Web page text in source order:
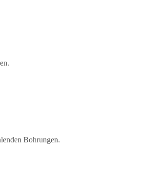
Bohrungen.